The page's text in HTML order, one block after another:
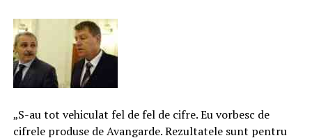
„S-au tot vehiculat fel de fel de cifre. Eu vorbesc de
cifrele produse de Avangarde. Rezultatele sunt pentru